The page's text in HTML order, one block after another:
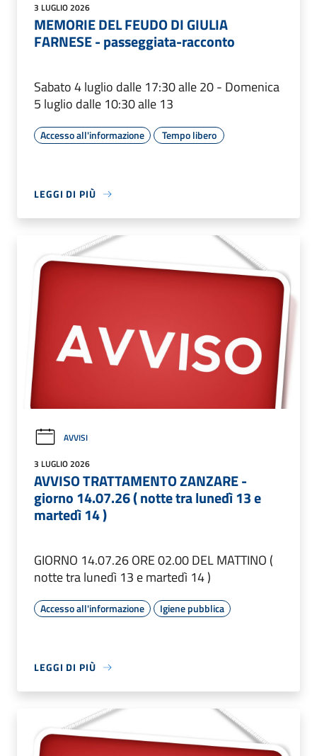
3 LUGLIO 2026
MEMORIE DEL FEUDO DI GIULIA
FARNESE - passeggiata-racconto
Sabato 4 luglio dalle 17:30 alle 20 - Domenica
5 luglio dalle 10:30 alle 13
Accesso all'informazione Tempo libero
LEGGI DI PIÙ
AVVISI
3 LUGLIO 2026
AVVISO TRATTAMENTO ZANZARE -
giorno 14.07.26 ( notte tra lunedì 13 e
martedì 14 )
GIORNO 14.07.26 ORE 02.00 DEL MATTINO (
notte tra lunedì 13 e martedì 14 )
Accesso all'informazione Igiene pubblica
LEGGI DI PIÙ